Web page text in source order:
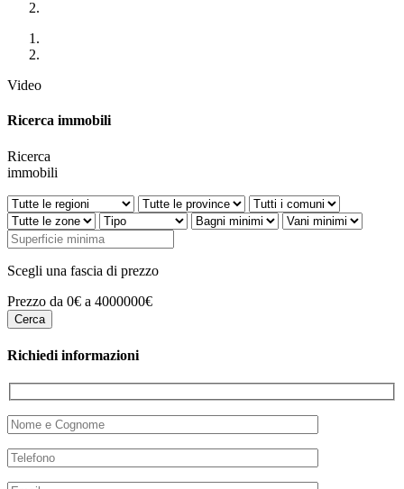
Video
Ricerca immobili
Ricerca
immobili
Scegli una fascia di prezzo
Prezzo da 0€ a 4000000€
Richiedi informazioni